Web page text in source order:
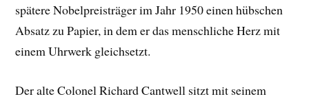
spätere Nobelpreisträger im Jahr 1950 einen hübschen
Absatz zu Papier, in dem er das menschliche Herz mit
einem Uhrwerk gleichsetzt.
Der alte Colonel Richard Cantwell sitzt mit seinem